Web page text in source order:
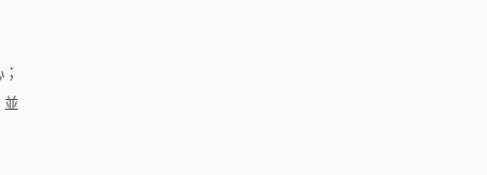
並